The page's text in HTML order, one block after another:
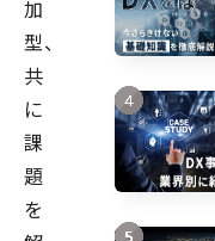
加
型、
共
に
課
題
を